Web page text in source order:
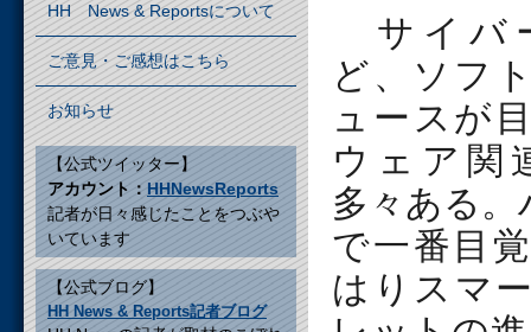
HH News & Reportsについて
ご意見・ご感想はこちら
お知らせ
【公式ツイッター】
アカウント： HHNewsReports
記者が日々感じたことをつぶや
いています
【公式ブログ】
HH News & Reports記者ブログ
サイバ
ど、ソフ
ュースが
ウェア関
多々ある
で一番目
はりスマ